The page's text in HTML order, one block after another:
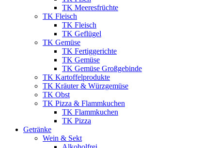
TK Meeresfrüchte
TK Fleisch
TK Fleisch
TK Geflügel
TK Gemüse
TK Fertiggerichte
TK Gemüse
TK Gemüse Großgebinde
TK Kartoffelprodukte
TK Kräuter & Würzgemüse
TK Obst
TK Pizza & Flammkuchen
TK Flammkuchen
TK Pizza
Getränke
Wein & Sekt